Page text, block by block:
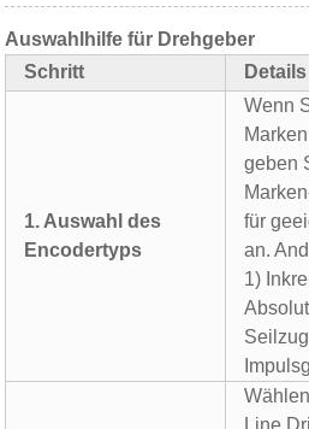
Auswahlhilfe für Drehgeber
Schritt
Details
1. Auswahl des
Encodertyps
Wenn
geben
für
an.
1)
Line